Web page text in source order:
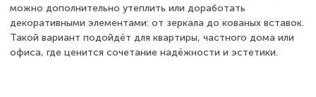
можно дополнительно утеплить или доработать
декоративными элементами: от зеркала до кованых вставок.
Такой вариант подойдёт для квартиры, частного дома или
офиса, где ценится сочетание надёжности и эстетики.